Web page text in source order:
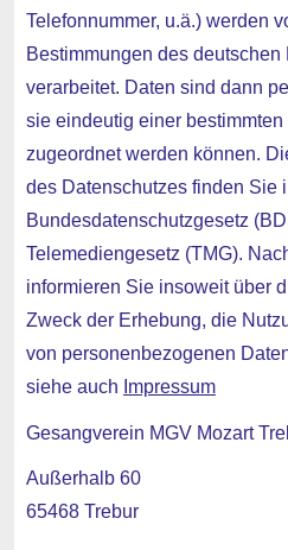
Telefonnummer, u.ä.) werden
Bestimmungen des
verarbeitet. Daten sind dann
sie eindeutig einer
zugeordnet werden können.
des Datenschutzes finden Sie
Bundesdatenschutzgesetz
Telemediengesetz (TMG).
informieren Sie insoweit über
Zweck der Erhebung, die
von personenbezogenen
siehe auch Impressum
Gesangverein MGV Mozart
Außerhalb 60
65468 Trebur